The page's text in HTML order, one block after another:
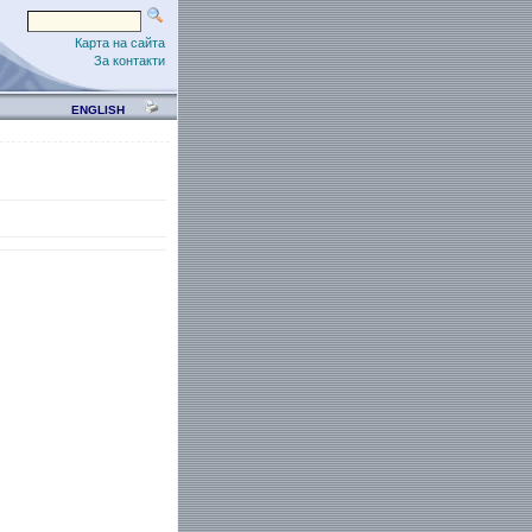
Карта на сайта
За контакти
ENGLISH